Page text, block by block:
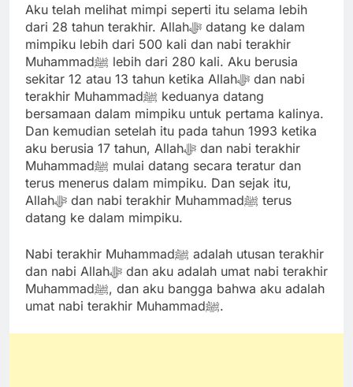
Aku telah melihat mimpi seperti itu selama lebih
dari 28 tahun terakhir. Allahﷻ datang ke dalam
mimpiku lebih dari 500 kali dan nabi terakhir
Muhammadﷺ lebih dari 280 kali. Aku berusia
sekitar 12 atau 13 tahun ketika Allahﷻ dan nabi
terakhir Muhammadﷺ keduanya datang
bersamaan dalam mimpiku untuk pertama kalinya.
Dan kemudian setelah itu pada tahun 1993 ketika
aku berusia 17 tahun, Allahﷻ dan nabi terakhir
Muhammadﷺ mulai datang secara teratur dan
terus menerus dalam mimpiku. Dan sejak itu,
Allahﷻ dan nabi terakhir Muhammadﷺ terus
datang ke dalam mimpiku.
Nabi terakhir Muhammadﷺ adalah utusan terakhir
dan nabi Allahﷻ dan aku adalah umat nabi terakhir
Muhammadﷺ, dan aku bangga bahwa aku adalah
umat nabi terakhir Muhammadﷺ.